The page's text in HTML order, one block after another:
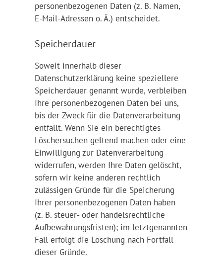
personenbezogenen Daten (z. B. Namen,
E-Mail-Adressen o. Ä.) entscheidet.
Speicherdauer
Soweit innerhalb dieser
Datenschutzerklärung keine speziellere
Speicherdauer genannt wurde, verbleiben
Ihre personenbezogenen Daten bei uns,
bis der Zweck für die Datenverarbeitung
entfällt. Wenn Sie ein berechtigtes
Löschersuchen geltend machen oder eine
Einwilligung zur Datenverarbeitung
widerrufen, werden Ihre Daten gelöscht,
sofern wir keine anderen rechtlich
zulässigen Gründe für die Speicherung
Ihrer personenbezogenen Daten haben
(z. B. steuer- oder handelsrechtliche
Aufbewahrungsfristen); im letztgenannten
Fall erfolgt die Löschung nach Fortfall
dieser Gründe.